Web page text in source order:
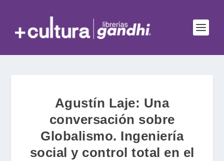
Agustín Laje: Una
conversación sobre
Globalismo. Ingeniería
social y control total en el